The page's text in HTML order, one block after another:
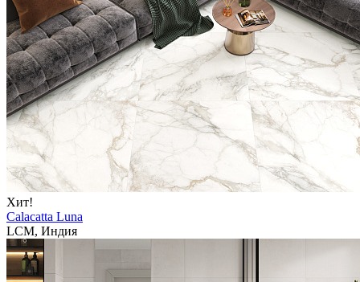
Хит!
Calacatta Luna
LCM, Индия